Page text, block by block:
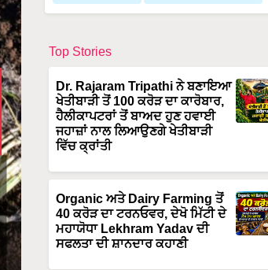
Top Stories
Dr. Rajaram Tripathi ਨੇ ਬਣਾਇਆ
ਖੇਤੀਬਾੜੀ ਤੋਂ 100 ਕਰੋੜ ਦਾ ਕਾਰੋਬਾਰ,
ਹੈਲੀਕਾਪਟਰਾਂ ਤੋਂ ਬਾਅਦ ਹੁਣ ਹਵਾਈ
ਜਹਾਜ਼ਾਂ ਨਾਲ ਲਿਆਉਣਗੇ ਖੇਤੀਬਾੜੀ
ਵਿੱਚ ਕ੍ਰਾਂਤੀ
Organic ਅਤੇ Dairy Farming ਤੋਂ
40 ਕਰੋੜ ਦਾ ਟਰਨਓਵਰ, ਦੇਖੋ ਮਿੱਟੀ ਦੇ
ਮਹਾਯੋਧਾ Lekhram Yadav ਦੀ
ਸਫਲਤਾ ਦੀ ਸ਼ਾਨਦਾਰ ਕਹਾਣੀ